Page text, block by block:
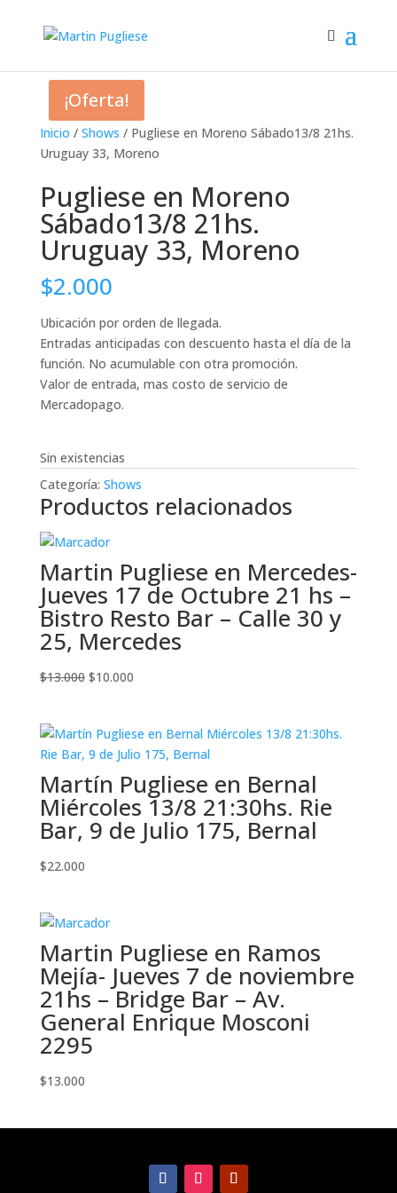
Inicio / Shows / Pugliese en Moreno Sábado13/8 21hs.
Uruguay 33, Moreno
Pugliese en Moreno
Sábado13/8 21hs.
Uruguay 33, Moreno
$2.000
Ubicación por orden de llegada.
Entradas anticipadas con descuento hasta el día de la
función. No acumulable con otra promoción.
Valor de entrada, mas costo de servicio de
Mercadopago.
Sin existencias
Categoría: Shows
Productos relacionados
¡Oferta!
Martin Pugliese en Mercedes-
Jueves 17 de Octubre 21 hs –
Bistro Resto Bar – Calle 30 y
25, Mercedes
$13.000 El
era:
$13.000.
$10.000El
es:
$10.000.
Martín Pugliese en Bernal
Miércoles 13/8 21:30hs. Rie
Bar, 9 de Julio 175, Bernal
$22.000
Martin Pugliese en Ramos
Mejía- Jueves 7 de noviembre
21hs – Bridge Bar – Av.
General Enrique Mosconi
2295
$13.000